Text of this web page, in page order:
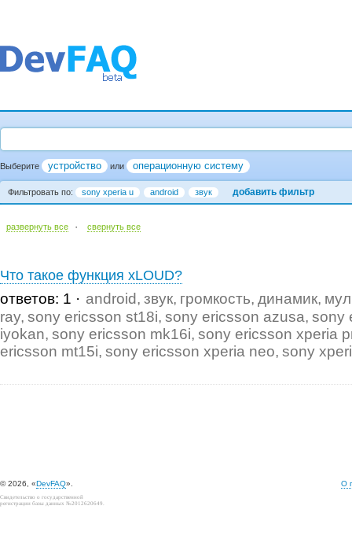
Выберите устройство или операционную систему
Фильтровать по: sony xperia u android звук добавить фильтр
развернуть все · cвернуть все
Что такое функция xLOUD?
ответов: 1 android звук громкость динамик
ray sony ericsson st18i sony ericsson azusa sony
iyokan sony ericsson mk16i sony ericsson xperia
ericsson mt15i sony ericsson xperia neo sony
© 2026, «DevFAQ». О
Свидетельство о государственной
регистрации базы данных №2012620649.